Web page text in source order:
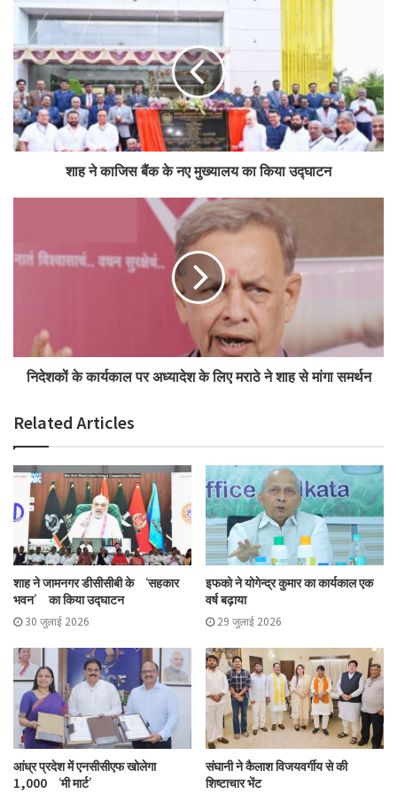
मोहोल और गुर्जर ने की प्रमुख सहकारी योजनाओं की
समीक्षा
शाह ने काजिस बैंक के नए मुख्यालय का किया उद्घाटन
निदेशकों के कार्यकाल पर अध्यादेश के लिए मराठे ने शाह से मांगा समर्थन
Related Articles
शाह ने जामनगर डीसीसीबी के ‘सहकार
भवन’ का किया उद्घाटन
30 जुलाई 2026
इफको ने योगेन्द्र कुमार का कार्यकाल एक
वर्ष बढ़ाया
29 जुलाई 2026
आंध्र प्रदेश में एनसीसीएफ खोलेगा
1,000 ‘मी मार्ट’
संघानी ने कैलाश विजयवर्गीय से की
शिष्टाचार भेंट